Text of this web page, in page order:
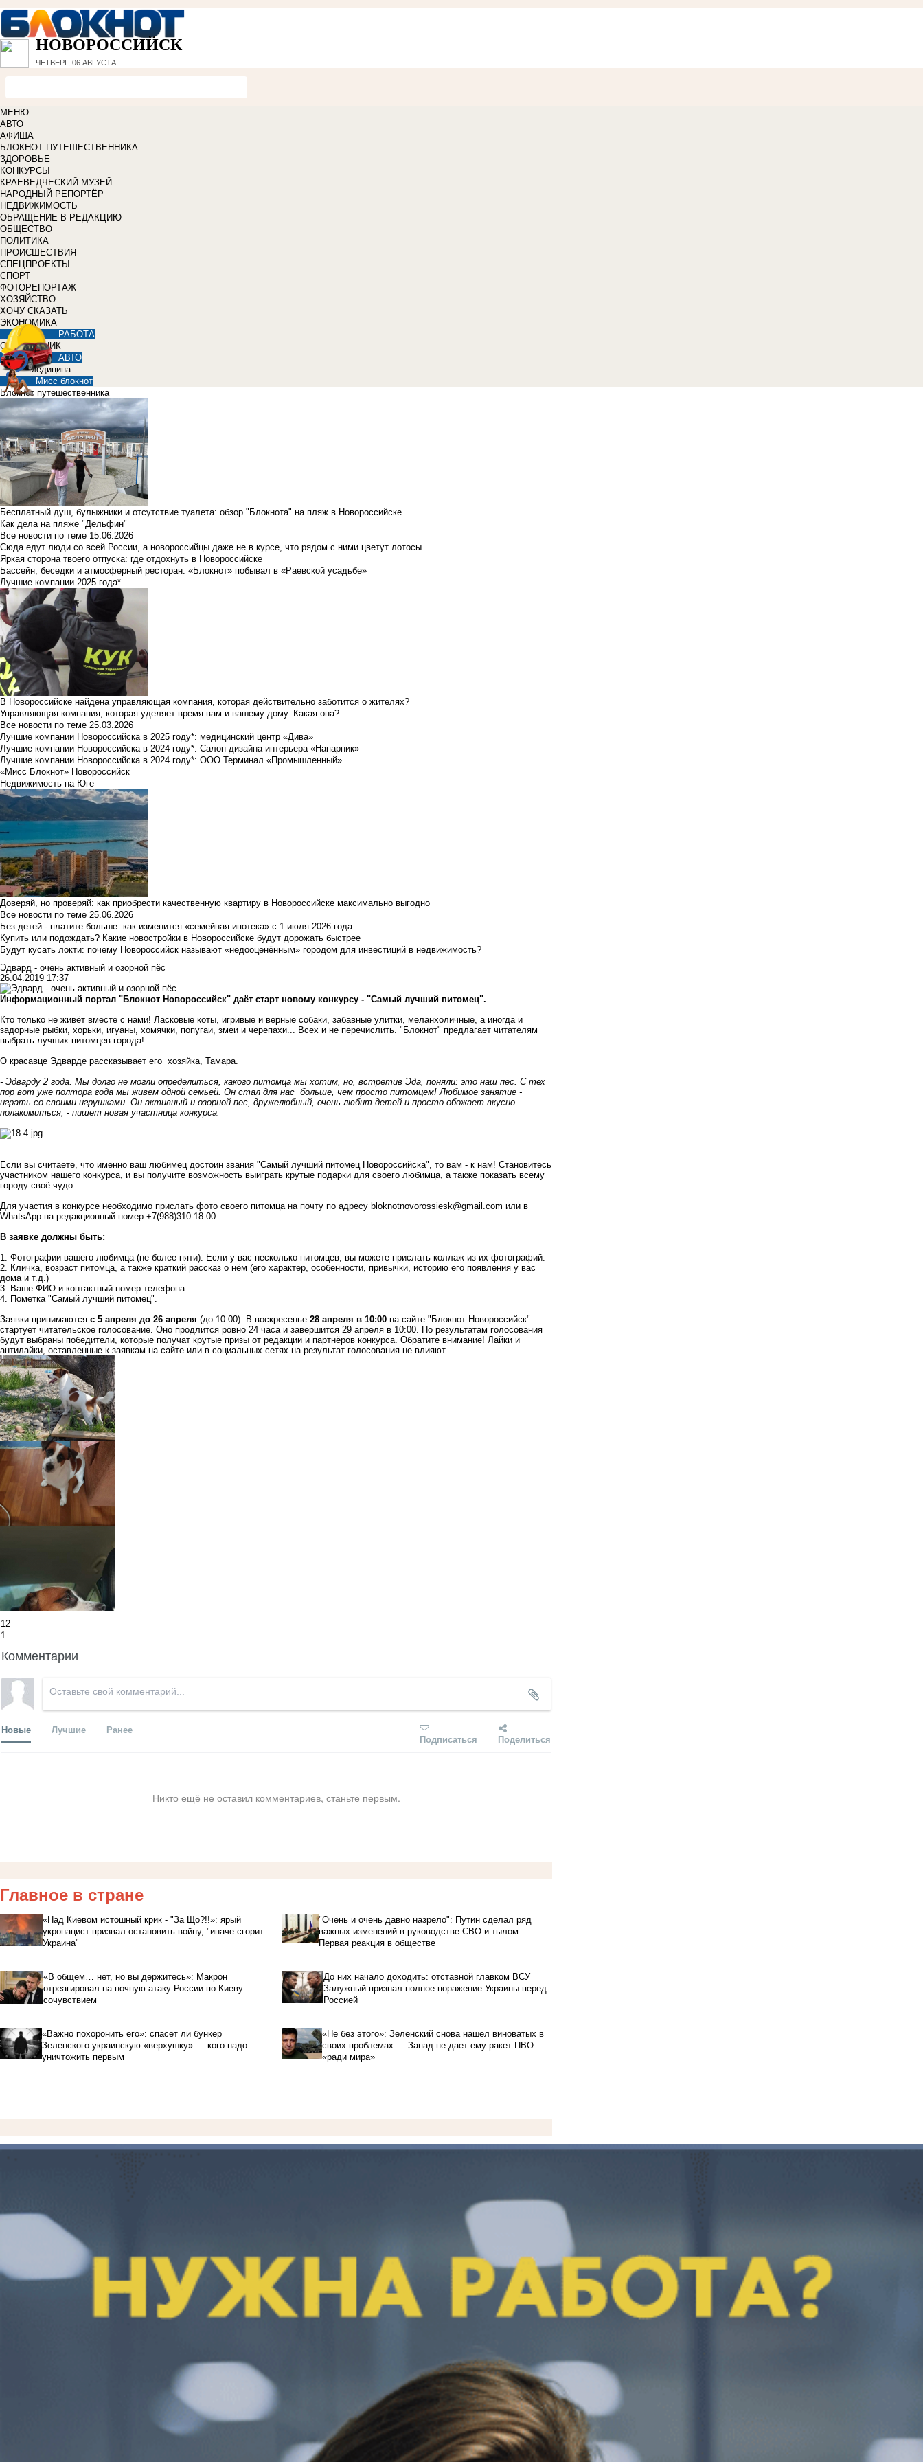
НОВОРОССИЙСК
ЧЕТВЕРГ, 06 АВГУСТА
МЕНЮ
АВТО
АФИША
БЛОКНОТ ПУТЕШЕСТВЕННИКА
ЗДОРОВЬЕ
КОНКУРСЫ
КРАЕВЕДЧЕСКИЙ МУЗЕЙ
НАРОДНЫЙ РЕПОРТЁР
НЕДВИЖИМОСТЬ
ОБРАЩЕНИЕ В РЕДАКЦИЮ
ОБЩЕСТВО
ПОЛИТИКА
ПРОИСШЕСТВИЯ
СПЕЦПРОЕКТЫ
СПОРТ
ФОТОРЕПОРТАЖ
ХОЗЯЙСТВО
ХОЧУ СКАЗАТЬ
ЭКОНОМИКА
РАБОТА
СПРАВОЧНИК
АВТО
Медицина
Мисс блокнот
Блокнот путешественника
Бесплатный душ, булыжники и отсутствие туалета: обзор "Блокнота" на пляж в Новороссийске
Как дела на пляже "Дельфин"
Все новости по теме 15.06.2026
Сюда едут люди со всей России, а новороссийцы даже не в курсе, что рядом с ними цветут лотосы
Яркая сторона твоего отпуска: где отдохнуть в Новороссийске
Бассейн, беседки и атмосферный ресторан: «Блокнот» побывал в «Раевской усадьбе»
Лучшие компании 2025 года*
В Новороссийске найдена управляющая компания, которая действительно заботится о жителях?
Управляющая компания, которая уделяет время вам и вашему дому. Какая она?
Все новости по теме 25.03.2026
Лучшие компании Новороссийска в 2025 году*: медицинский центр «Дива»
Лучшие компании Новороссийска в 2024 году*: Салон дизайна интерьера «Напарник»
Лучшие компании Новороссийска в 2024 году*: ООО Терминал «Промышленный»
«Мисс Блокнот» Новороссийск
Недвижимость на Юге
Доверяй, но проверяй: как приобрести качественную квартиру в Новороссийске максимально выгодно
Все новости по теме 25.06.2026
Без детей - платите больше: как изменится «семейная ипотека» с 1 июля 2026 года
Купить или подождать? Какие новостройки в Новороссийске будут дорожать быстрее
Будут кусать локти: почему Новороссийск называют «недооценённым» городом для инвестиций в недвижимость?
Эдвард - очень активный и озорной пёс
26.04.2019 17:37
Информационный портал "Блокнот Новороссийск" даёт старт новому конкурсу - "Самый лучший питомец".
Кто только не живёт вместе с нами! Ласковые коты, игривые и верные собаки, забавные улитки, меланхоличные, а иногда и
задорные рыбки, хорьки, игуаны, хомячки, попугаи, змеи и черепахи... Всех и не перечислить. "Блокнот" предлагает читателям
выбрать лучших питомцев города!
О красавце Эдварде рассказывает его хозяйка, Тамара.
- Эдварду 2 года. Мы долго не могли определиться, какого питомца мы хотим, но, встретив Эда, поняли: это наш пес. С тех
пор вот уже полтора года мы живем одной семьей. Он стал для нас больше, чем просто питомцем! Любимое занятие -
играть со своими игрушками. Он активный и озорной пес, дружелюбный, очень любит детей и просто обожает вкусно
полакомиться, - пишет новая участница конкурса.
Если вы считаете, что именно ваш любимец достоин звания "Самый лучший питомец Новороссийска", то вам - к нам! Становитесь
участником нашего конкурса, и вы получите возможность выиграть крутые подарки для своего любимца, а также показать всему
городу своё чудо.
Для участия в конкурсе необходимо прислать фото своего питомца на почту по адресу bloknotnovorossiesk@gmail.com или в
WhatsApp на редакционный номер +7(988)310-18-00.
В заявке должны быть:
1. Фотографии вашего любимца (не более пяти). Если у вас несколько питомцев, вы можете прислать коллаж из их фотографий.
2. Кличка, возраст питомца, а также краткий рассказ о нём (его характер, особенности, привычки, историю его появления у вас
дома и т.д.)
3. Ваше ФИО и контактный номер телефона
4. Пометка "Самый лучший питомец".
Заявки принимаются с 5 апреля до 26 апреля (до 10:00). В воскресенье 28 апреля в 10:00 на сайте "Блокнот Новороссийск"
стартует читательское голосование. Оно продлится ровно 24 часа и завершится 29 апреля в 10:00. По результатам голосования
будут выбраны победители, которые получат крутые призы от редакции и партнёров конкурса. Обратите внимание! Лайки и
антилайки, оставленные к заявкам на сайте или в социальных сетях на результат голосования не влияют.
12
1
Комментарии
Новые Лучшие Ранее
Подписаться Поделиться
Никто ещё не оставил комментариев, станьте первым.
Главное в стране
«Над Киевом истошный крик - "За Що?!!»: ярый
укронацист призвал остановить войну, "иначе сгорит
Украина"
"Очень и очень давно назрело": Путин сделал ряд
важных изменений в руководстве СВО и тылом.
Первая реакция в обществе
«В общем… нет, но вы держитесь»: Макрон
отреагировал на ночную атаку России по Киеву
сочувствием
До них начало доходить: отставной главком ВСУ
Залужный признал полное поражение Украины перед
Россией
«Важно похоронить его»: спасет ли бункер
Зеленского украинскую «верхушку» — кого надо
уничтожить первым
«Не без этого»: Зеленский снова нашел виноватых в
своих проблемах — Запад не дает ему ракет ПВО
«ради мира»